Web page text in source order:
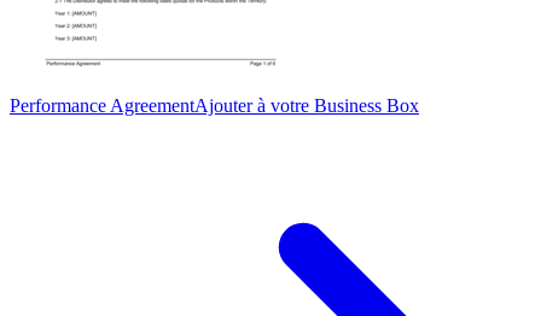
Performance AgreementAjouter à votre Business Box